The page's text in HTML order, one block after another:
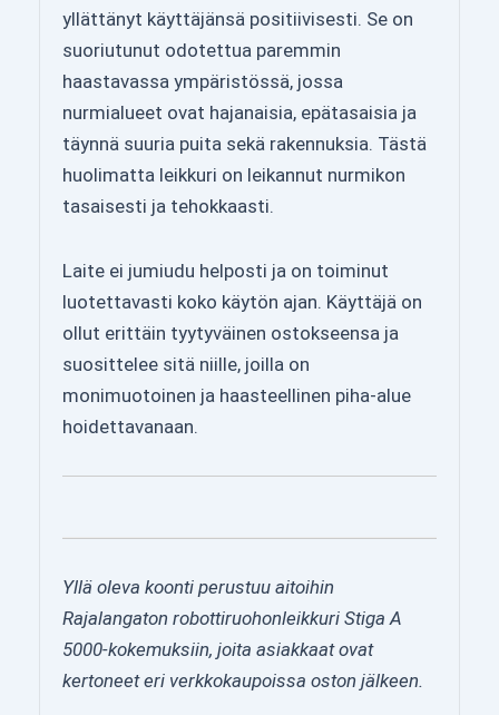
yllättänyt käyttäjänsä positiivisesti. Se on
suoriutunut odotettua paremmin
haastavassa ympäristössä, jossa
nurmialueet ovat hajanaisia, epätasaisia ja
täynnä suuria puita sekä rakennuksia. Tästä
huolimatta leikkuri on leikannut nurmikon
tasaisesti ja tehokkaasti.
Laite ei jumiudu helposti ja on toiminut
luotettavasti koko käytön ajan. Käyttäjä on
ollut erittäin tyytyväinen ostokseensa ja
suosittelee sitä niille, joilla on
monimuotoinen ja haasteellinen piha-alue
hoidettavanaan.
Yllä oleva koonti perustuu aitoihin
Rajalangaton robottiruohonleikkuri Stiga A
5000-kokemuksiin, joita asiakkaat ovat
kertoneet eri verkkokaupoissa oston jälkeen.